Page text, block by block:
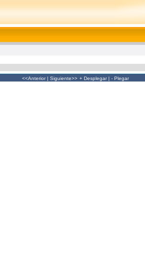
<<Anterior| Siguiente>> + Desplegar| - Plegar